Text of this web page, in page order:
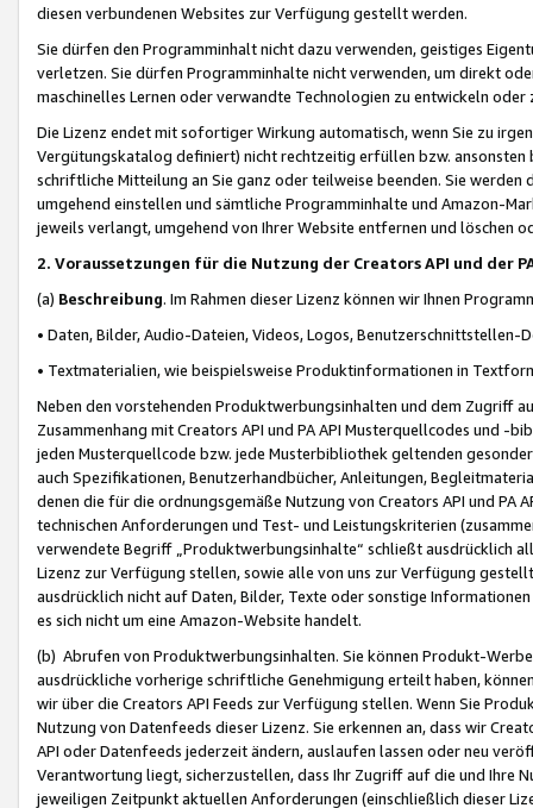
diesen verbundenen Websites zur Verfügung gestellt werden.
Sie dürfen den Programminhalt nicht dazu verwenden, geistiges
verletzen. Sie dürfen Programminhalte nicht verwenden, um direkt
maschinelles Lernen oder verwandte Technologien zu entwickeln
Die Lizenz endet mit sofortiger Wirkung automatisch, wenn Sie zu
Vergütungskatalog definiert) nicht rechtzeitig erfüllen bzw. ansonsten
schriftliche Mitteilung an Sie ganz oder teilweise beenden. Sie werden
umgehend einstellen und sämtliche Programminhalte und Amazon-
jeweils verlangt, umgehend von Ihrer Website entfernen und löschen
2. Voraussetzungen für die Nutzung der Creators API und der
(a) Beschreibung. Im Rahmen dieser Lizenz können wir Ihnen
• Daten, Bilder, Audio-Dateien, Videos, Logos, Benutzerschnittstellen-
• Textmaterialien, wie beispielsweise Produktinformationen in
Neben den vorstehenden Produktwerbungsinhalten und dem Zugriff
Zusammenhang mit Creators API und PA API Musterquellcodes und
jeden Musterquellcode bzw. jede Musterbibliothek geltenden
auch Spezifikationen, Benutzerhandbücher, Anleitungen,
denen die für die ordnungsgemäße Nutzung von Creators API und PA
technischen Anforderungen und Test- und Leistungskriterien
verwendete Begriff „Produktwerbungsinhalte“ schließt ausdrücklich
Lizenz zur Verfügung stellen, sowie alle von uns zur Verfügung
ausdrücklich nicht auf Daten, Bilder, Texte oder sonstige
es sich nicht um eine Amazon-Website handelt.
(b) Abrufen von Produktwerbungsinhalten. Sie können Produkt-
ausdrückliche vorherige schriftliche Genehmigung erteilt haben,
wir über die Creators API Feeds zur Verfügung stellen. Wenn Sie
Nutzung von Datenfeeds dieser Lizenz. Sie erkennen an, dass wir
API oder Datenfeeds jederzeit ändern, auslaufen lassen oder neu
Verantwortung liegt, sicherzustellen, dass Ihr Zugriff auf die und Ihre
jeweiligen Zeitpunkt aktuellen Anforderungen (einschließlich dieser